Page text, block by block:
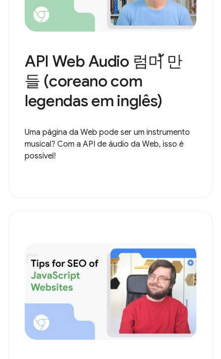
API Web Audio 럼머้ 만
들 (coreano com
legendas em inglês)
Uma página da Web pode ser um instrumento
musical? Com a API de áudio da Web, isso é
possível!